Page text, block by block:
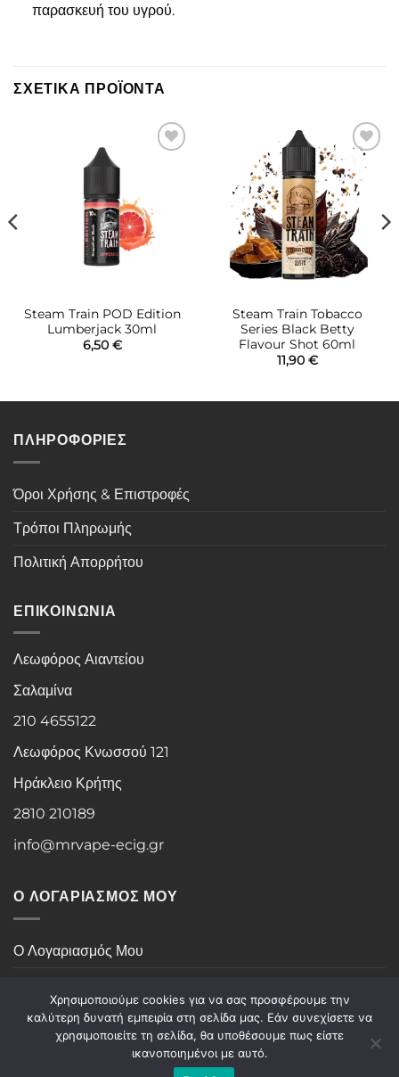
παρασκευή του υγρού.
ΣΧΕΤΙΚΆ ΠΡΟΪΌΝΤΑ
Steam Train POD Edition
Lumberjack 30ml
6,50 €
Πρόσθήκη
στην λίστα
επιθυμιών
Steam Train Tobacco
Series Black Betty
Flavour Shot 60ml
11,90 €
ΠΛΗΡΟΦΟΡΙΕΣ
Όροι Χρήσης & Επιστροφές
Τρόποι Πληρωμής
Πολιτική Απορρήτου
ΕΠΙΚΟΙΝΩΝΙΑ
Λεωφόρος Αιαντείου
Σαλαμίνα
210 4655122
Λεωφόρος Κνωσσού 121
Ηράκλειο Κρήτης
2810 210189
info@mrvape-ecig.gr
Ο ΛΟΓΑΡΙΑΣΜΟΣ ΜΟΥ
Ο Λογαριασμός Μου
Visa PayPal Stripe MasterCard
Χρησιμοποιούμε cookies για να σας προσφέρουμε την
καλύτερη δυνατή εμπειρία στη σελίδα μας. Εάν συνεχίσετε να
χρησιμοποιείτε τη σελίδα, θα υποθέσουμε πως είστε
ικανοποιημένοι με αυτό.